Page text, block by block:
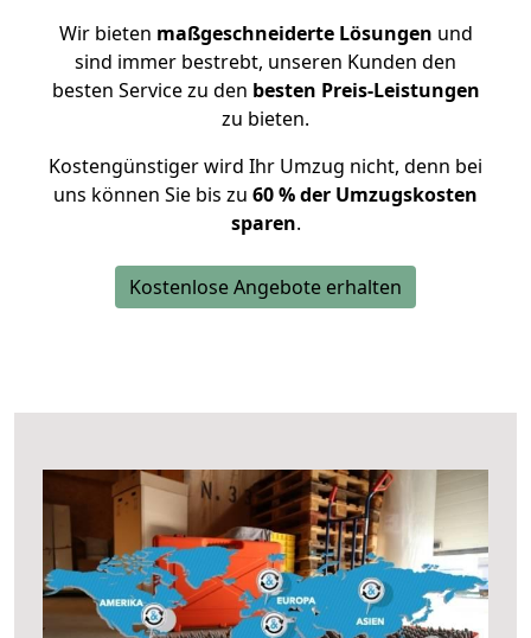
Wir bieten maßgeschneiderte Lösungen und
sind immer bestrebt, unseren Kunden den
besten Service zu den besten Preis-Leistungen
zu bieten.
Kostengünstiger wird Ihr Umzug nicht, denn bei
uns können Sie bis zu 60 % der Umzugskosten
sparen.
Kostenlose Angebote erhalten